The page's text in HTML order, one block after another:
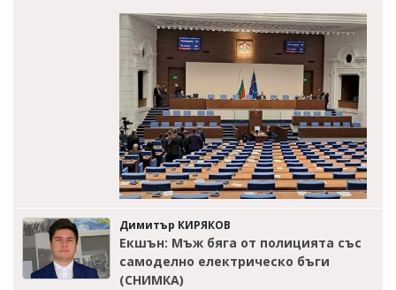
Димитър КИРЯКОВ
Екшън: Мъж бяга от полицията със
самоделно електрическо бъги
(СНИМКА)